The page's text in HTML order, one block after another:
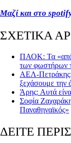
Μαζί και στο
ΣΧΕΤΙΚΑ
ΠΑΟΚ: Τα
των φωστήρων
ΑΕΛ-
ξεχάσουμε την
Άρης: Αυτά
Σοφία
Παναθηναϊκός»
ΔΕΙΤΕ